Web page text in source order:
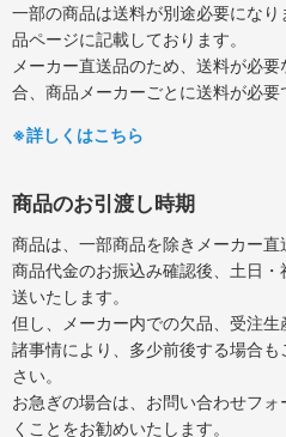
一部の商品は送料が別途必要にな
品ページに記載しております。
メーカー直送品のため、送料が必
合、商品メーカーごとに送料が必要
※詳しくはこちら
商品のお引渡し時期
商品は、一部商品を除きメーカー直
商品代金のお振込み確認後、土日
送いたします。
但し、メーカー内での欠品、受注
諸事情により、多少前後する場合
さい。
お急ぎの場合は、お問い合わせフ
くことをお勧めいたします。